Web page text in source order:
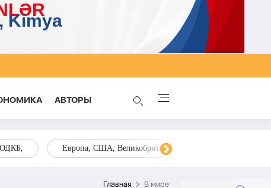
AВТОРЫ
Европа, США, Великобритания, Украина, Запад,
Главная В мире